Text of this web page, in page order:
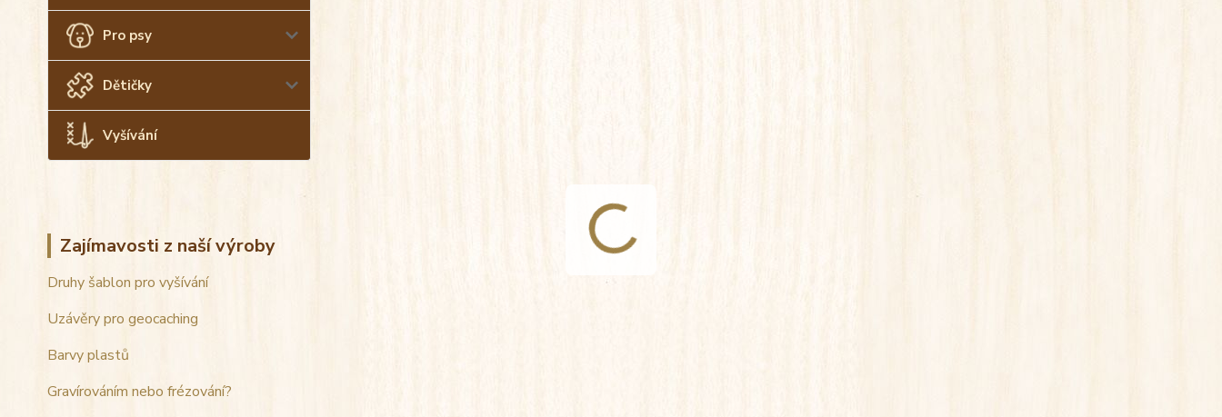
Pro psy
Dětičky
Vyšívání
Zajímavosti z naší výroby
Druhy šablon pro vyšívání
Uzávěry pro geocaching
Barvy plastů
Gravírováním nebo frézování?